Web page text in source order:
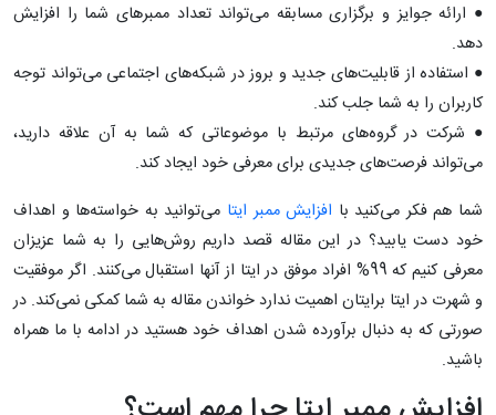
● ارائه جوایز و برگزاری مسابقه می‌تواند تعداد ممبرهای شما را افزایش
دهد.
● استفاده از قابلیت‌های جدید و بروز در شبکه‌های اجتماعی می‌تواند توجه
کاربران را به شما جلب کند.
● شرکت در گروه‌های مرتبط با موضوعاتی که شما به آن علاقه دارید،
می‌تواند فرصت‌های جدیدی برای معرفی خود ایجاد کند.
شما هم فکر می‌کنید با افزایش ممبر ایتا می‌توانید به خواسته‌ها و اهداف
خود دست یابید؟ در این مقاله قصد داریم روش‌هایی را به شما عزیزان
معرفی کنیم که 99% افراد موفق در ایتا از آنها استقبال می‌کنند. اگر موفقیت
و شهرت در ایتا برایتان اهمیت ندارد خواندن مقاله به شما کمکی نمی‌کند. در
صورتی که به دنبال برآورده شدن اهداف خود هستید در ادامه با ما همراه
باشید.